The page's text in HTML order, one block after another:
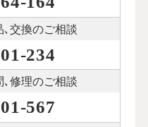
､交換のご相談
234
､修理のご相談
567